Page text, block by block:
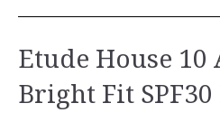
Etude House
Bright Fit SPF30